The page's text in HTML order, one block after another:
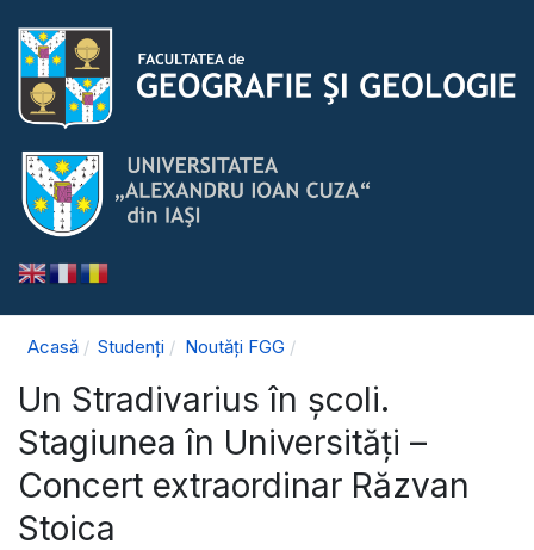
Acasă Studenți Noutăți FGG
Un Stradivarius în școli.
Stagiunea în Universități –
Concert extraordinar Răzvan
Stoica